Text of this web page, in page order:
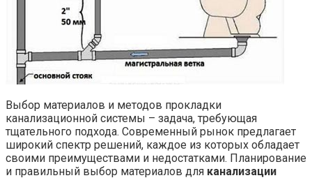
Выбор материалов и методов прокладки
канализационной системы – задача, требующая
тщательного подхода. Современный рынок предлагает
широкий спектр решений, каждое из которых обладает
своими преимуществами и недостатками. Планирование
и правильный выбор материалов для канализации